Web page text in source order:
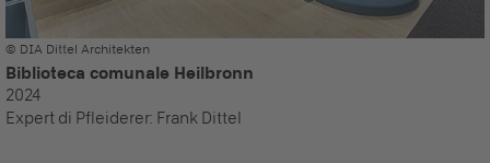
© DIA Dittel Architekten
Biblioteca comunale Heilbronn
2024
Expert di Pfleiderer: Frank Dittel